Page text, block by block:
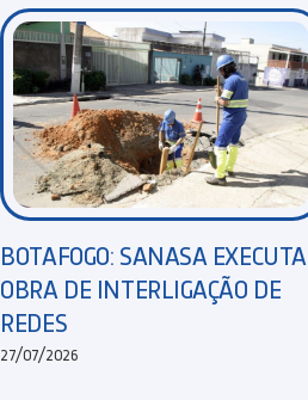
BOTAFOGO: SANASA EXECUTA
OBRA DE INTERLIGAÇÃO DE
REDES
27/07/2026